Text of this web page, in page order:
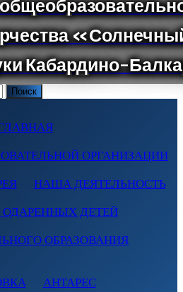
ОРГАНИЗАЦИИ
НАША ДЕЯТЕЛЬНОСТЬ
ДЕТЕЙ
ОБРАЗОВАНИЯ
АНТАРЕС